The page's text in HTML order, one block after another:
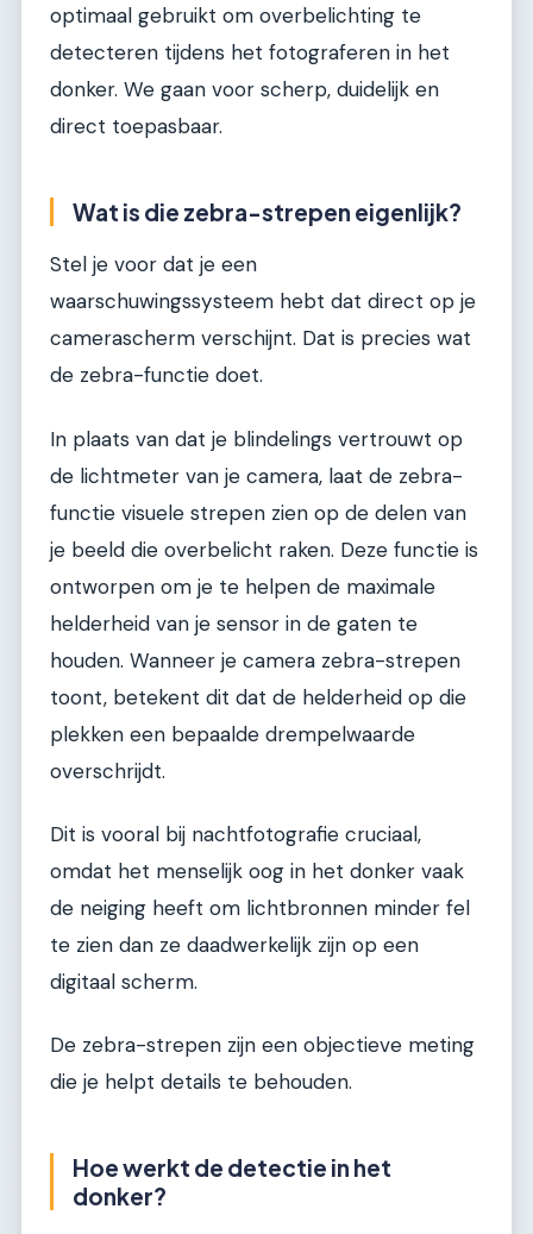
optimaal gebruikt om overbelichting te
detecteren tijdens het fotograferen in het
donker. We gaan voor scherp, duidelijk en
direct toepasbaar.
Wat is die zebra-strepen eigenlijk?
Stel je voor dat je een
waarschuwingssysteem hebt dat direct op je
camerascherm verschijnt. Dat is precies wat
de zebra-functie doet.
In plaats van dat je blindelings vertrouwt op
de lichtmeter van je camera, laat de zebra-
functie visuele strepen zien op de delen van
je beeld die overbelicht raken. Deze functie is
ontworpen om je te helpen de maximale
helderheid van je sensor in de gaten te
houden. Wanneer je camera zebra-strepen
toont, betekent dit dat de helderheid op die
plekken een bepaalde drempelwaarde
overschrijdt.
Dit is vooral bij nachtfotografie cruciaal,
omdat het menselijk oog in het donker vaak
de neiging heeft om lichtbronnen minder fel
te zien dan ze daadwerkelijk zijn op een
digitaal scherm.
De zebra-strepen zijn een objectieve meting
die je helpt details te behouden.
Hoe werkt de detectie in het
donker?